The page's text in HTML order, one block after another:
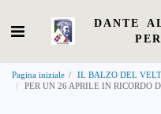
DANTE
Pagina iniziale
IL BALZO DEL
PER UN 26 APRILE IN RICORDO